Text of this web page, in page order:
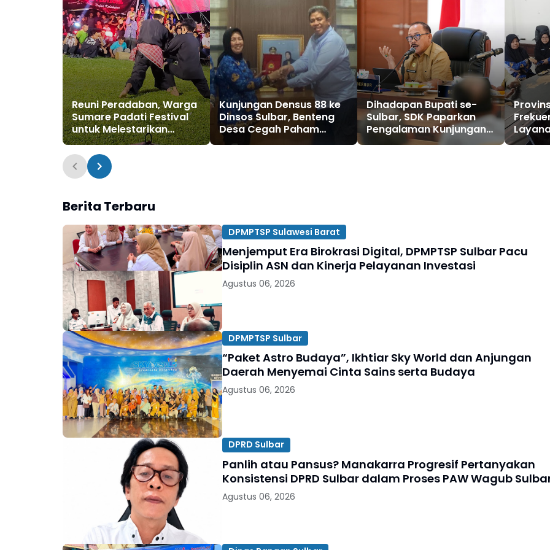
Reuni Peradaban, Warga
Sumare Padati Festival
untuk Melestarikan
Tradisi
Kunjungan Densus 88 ke
Dinsos Sulbar, Benteng
Desa Cegah Paham
Ekstrem
Dihadapan Bupati se-
Sulbar, SDK Paparkan
Pengalaman Kunjungan
Tiongkok
Primer
Berita Terbaru
DPMPTSP Sulawesi Barat
Menjemput Era Birokrasi Digital, DPMPTSP Sulbar Pacu
Disiplin ASN dan Kinerja Pelayanan Investasi
Agustus 06, 2026
DPMPTSP Sulbar
“Paket Astro Budaya”, Ikhtiar Sky World dan Anjungan
Daerah Menyemai Cinta Sains serta Budaya
Agustus 06, 2026
DPRD Sulbar
Panlih atau Pansus? Manakarra Progresif Pertanyakan
Konsistensi DPRD Sulbar dalam Proses PAW Wagub
Agustus 06, 2026